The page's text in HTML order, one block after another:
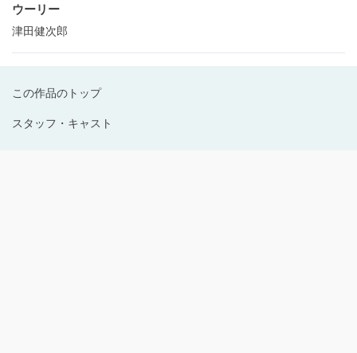
この作品のトップ
スタッフ・キャスト
ウーリー
津田健次郎